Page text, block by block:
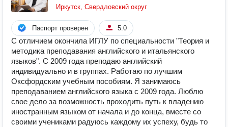
Иркутск, Свердловский округ
Паспорт проверен 5.0
С отличием окончила ИГЛУ по специальности "Теория и
методика преподавания английского и итальянского
языков". С 2009 года преподаю английский
индивидуально и в группах. Работаю по лучшим
Оксфордским учебным пособиям. Я занимаюсь
преподаванием английского языка с 2009 года. Люблю
свое дело за возможность проходить путь к владению
иностранным языком от начала и до конца, вместе со
своими учениками радуюсь каждому их успеху, будь то